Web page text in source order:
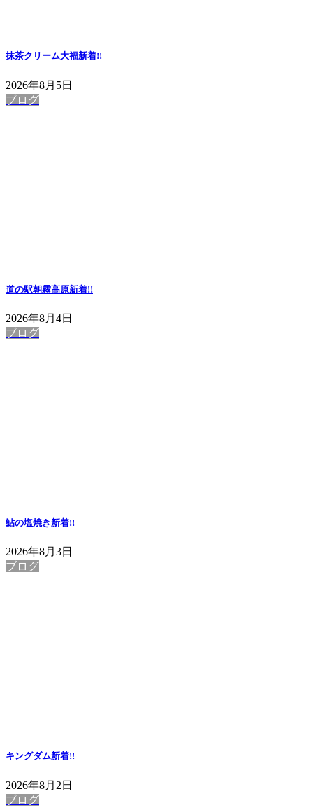
抹茶クリーム大福新着!!
2026年8月5日
ブログ
道の駅朝霧高原新着!!
2026年8月4日
ブログ
鮎の塩焼き新着!!
2026年8月3日
ブログ
キングダム新着!!
2026年8月2日
ブログ